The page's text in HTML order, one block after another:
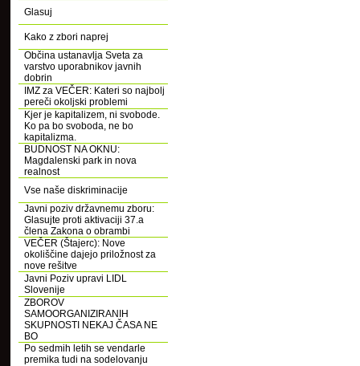
Glasuj
Kako z zbori naprej
Občina ustanavlja Sveta za
varstvo uporabnikov javnih
dobrin
IMZ za VEČER: Kateri so najbolj
pereči okoljski problemi
Kjer je kapitalizem, ni svobode.
Ko pa bo svoboda, ne bo
kapitalizma.
BUDNOST NA OKNU:
Magdalenski park in nova
realnost
Vse naše diskriminacije
Javni poziv državnemu zboru:
Glasujte proti aktivaciji 37.a
člena Zakona o obrambi
VEČER (Štajerc): Nove
okoliščine dajejo priložnost za
nove rešitve
Javni Poziv upravi LIDL
Slovenije
ZBOROV
SAMOORGANIZIRANIH
SKUPNOSTI NEKAJ ČASA NE
BO
Po sedmih letih se vendarle
premika tudi na sodelovanju